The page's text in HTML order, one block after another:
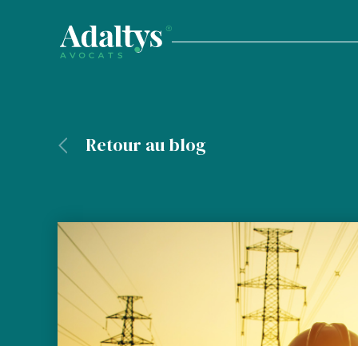
Retour au blog